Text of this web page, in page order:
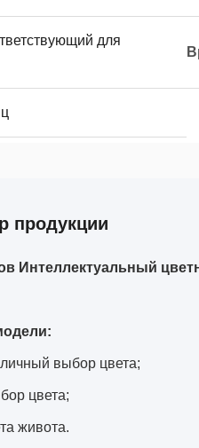
для
продукции
Интеллектуальный
выбор цвета;
цвета;
живота.